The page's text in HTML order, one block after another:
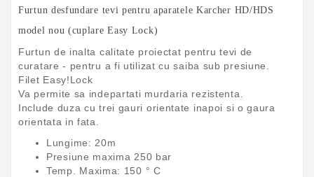
Furtun desfundare tevi pentru aparatele Karcher HD/HDS
model nou (cuplare Easy Lock)
Furtun de inalta calitate proiectat pentru tevi de
curatare - pentru a fi utilizat cu saiba sub presiune.
Filet Easy!Lock
Va permite sa indepartati murdaria rezistenta.
Include duza cu trei gauri orientate inapoi si o gaura
orientata in fata.
Lungime: 20m
Presiune maxima 250 bar
Temp. Maxima: 150 ° C